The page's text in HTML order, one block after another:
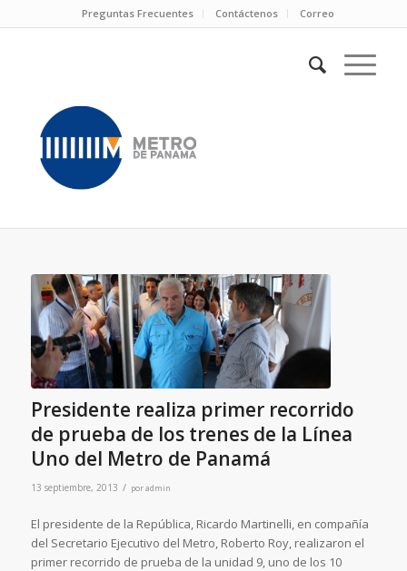
Preguntas Frecuentes Contáctenos Correo
Presidente realiza primer recorrido
de prueba de los trenes de la Línea
Uno del Metro de Panamá
13 septiembre, 2013 / poradmin
El presidente de la República, Ricardo Martinelli, en compañía
del Secretario Ejecutivo del Metro, Roberto Roy, realizaron el
primer recorrido de prueba de la unidad 9, uno de los 10